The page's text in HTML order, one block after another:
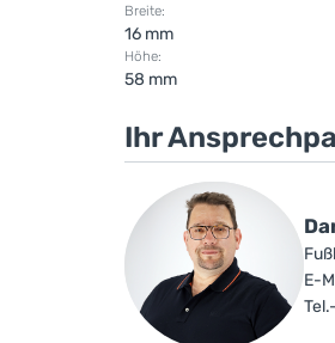
Breite:
16 mm
Höhe:
58 mm
Ihr
E-